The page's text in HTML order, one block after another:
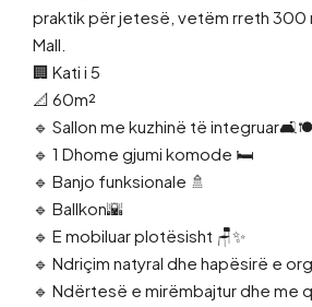
praktik për jetesë, vetëm rreth 300
Mall.
🏢 Kati i 5
📐 60m²
🔹 Sallon me kuzhinë të
🔹 1 Dhome gjumi komode 🛏️
🔹 Banjo funksionale 🚿
🔹 Ballkon🌇
🔹 E mobiluar plotësisht 🪑✨
🔹 Ndriçim natyral dhe hapësirë e
🔹 Ndërtesë e mirëmbajtur dhe me